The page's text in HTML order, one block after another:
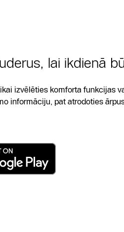
lai ikdienā
izvēlēties komforta funkcijas
informāciju, pat atrodoties